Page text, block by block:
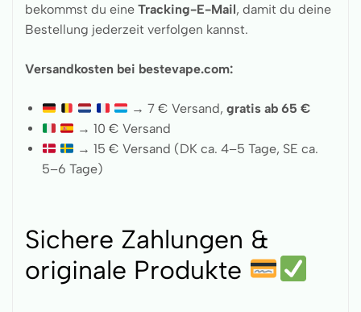
bekommst du eine Tracking-E-Mail, damit du deine
Bestellung jederzeit verfolgen kannst.
Versandkosten bei bestevape.com:
→ 7 € Versand, gratis ab 65 €
→ 10 € Versand
→ 15 € Versand (DK ca. 4–5 Tage, SE ca.
5–6 Tage)
Sichere Zahlungen &
originale Produkte